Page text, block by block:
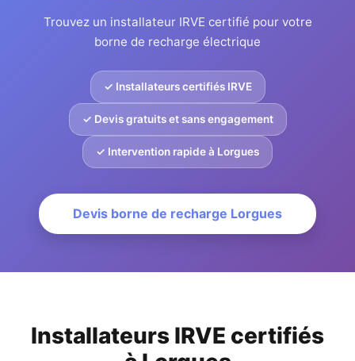
Trouvez un installateur IRVE certifié pour votre
borne de recharge électrique
✓ Installateurs certifiés IRVE
✓ Devis gratuits et sans engagement
✓ Intervention rapide à Lorgues
Devis borne de recharge Lorgues
Installateurs IRVE certifiés